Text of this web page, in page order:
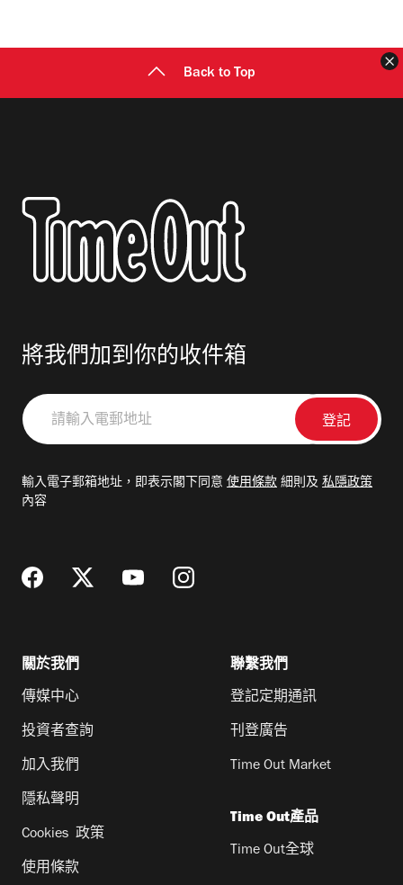
Back to Top
將我們加到你的收件箱
請
輸
郵
輸入電子郵箱地址，即表示閣下同意 使用條款 細則及 私隱政策
內容
關於我們
傳媒中心
投資者查詢
加入我們
隱私聲明
Cookies 政策
使用條款
聯繫我們
登記定期通訊
刊登廣告
Time Out Market
Time Out產品
Time Out全球